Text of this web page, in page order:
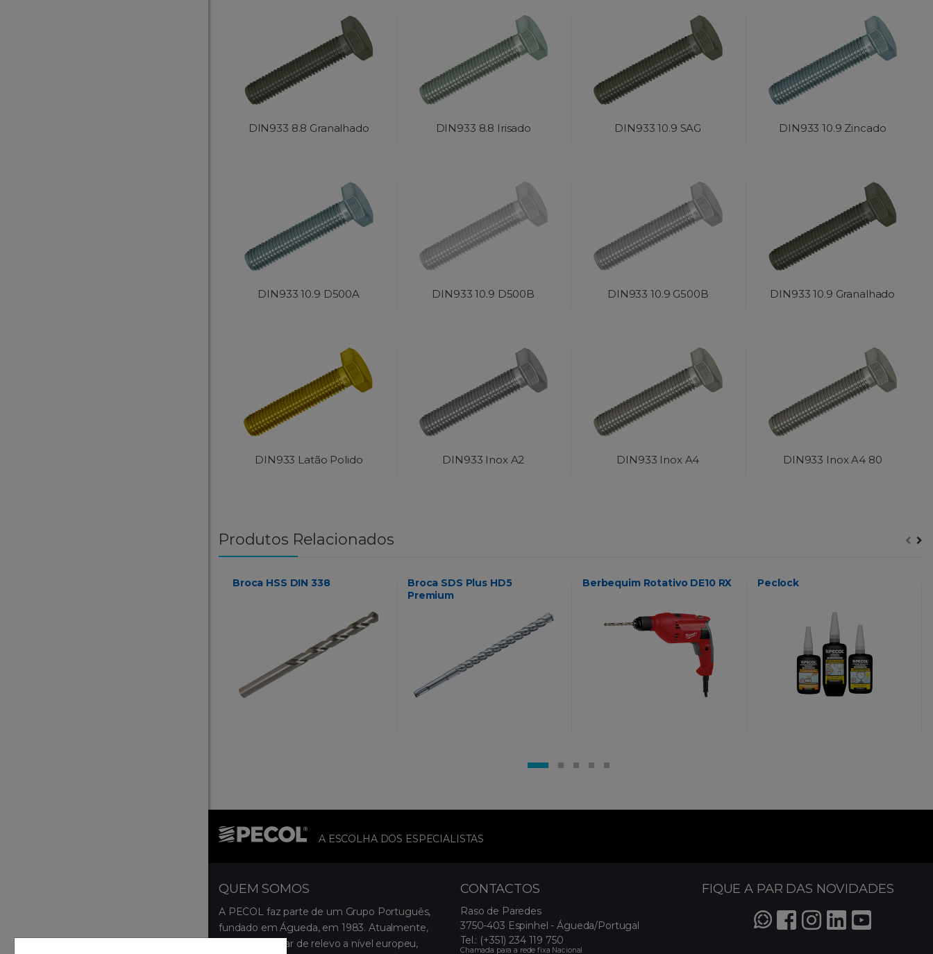
DIN933 8.8 Granalhado DIN933 8.8 Irisado DIN933 10.9 SAG DIN933 10.9 Zincado
DIN933 10.9 D500A DIN933 10.9 D500B DIN933 10.9 G500B DIN933 10.9 Granalhado
DIN933 Latão Polido DIN933 Inox A2 DIN933 Inox A4 DIN933 Inox A4 80
Produtos Relacionados
Broca HSS DIN 338
Broca SDS Plus HD5
Premium
Berbequim Rotativo DE10 RX Peclock
A ESCOLHA DOS ESPECIALISTAS
QUEM SOMOS
A PECOL faz parte de um Grupo Português,
fundado em Águeda, em 1983. Atualmente,
ocupa um lugar de relevo a nível europeu,
CONTACTOS
Raso de Paredes
3750-403 Espinhel - Águeda/Portugal
Tel.: (+351) 234 119 750
Chamada para a rede fixa Nacional
FIQUE A PAR DAS NOVIDADES